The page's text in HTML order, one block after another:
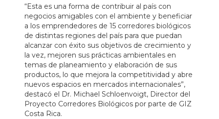
“Esta es una forma de contribuir al país con
negocios amigables con el ambiente y beneficiar
a los emprendedores de 15 corredores biológicos
de distintas regiones del país para que puedan
alcanzar con éxito sus objetivos de crecimiento y
la vez, mejoren sus prácticas ambientales en
temas de planeamiento y elaboración de sus
productos, lo que mejora la competitividad y abre
nuevos espacios en mercados internacionales”,
destacó el Dr. Michael Schloenvoigt, Director del
Proyecto Corredores Biológicos por parte de GIZ
Costa Rica.